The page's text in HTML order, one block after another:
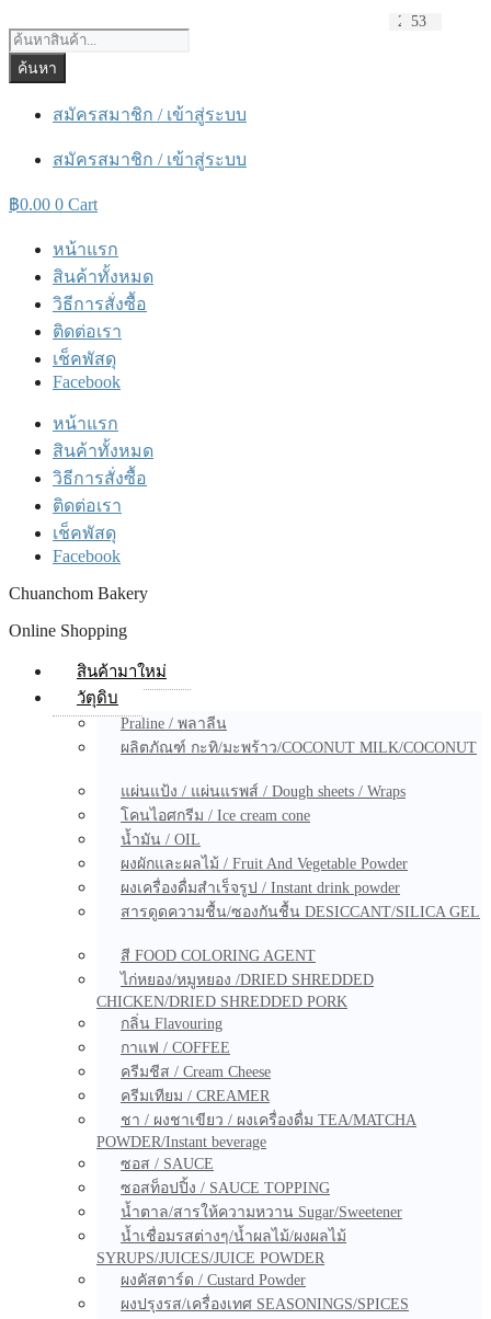
to
content
Products
search
ค้นหา
สมัครสมาชิก / เข้าสู่ระบบ
สมัครสมาชิก / เข้าสู่ระบบ
฿0.00 0 Cart
หน้าแรก
สินค้าทั้งหมด
วิธีการสั่งซื้อ
ติดต่อเรา
เช็คพัสดุ
Facebook
หน้าแรก
สินค้าทั้งหมด
วิธีการสั่งซื้อ
ติดต่อเรา
เช็คพัสดุ
Facebook
Chuanchom Bakery
Online Shopping
สินค้ามาใหม่
534
วัตุดิบ
2,707
Praline / พลาลีน
2
ผลิตภัณฑ์ กะทิ/มะพร้าว/COCONUT MILK/COCONUT
22
แผ่นแป้ง / แผ่นแรพส์ / Dough sheets / Wraps
7
โคนไอศกรีม / Ice cream cone
4
น้ำมัน / OIL
12
ผงผักและผลไม้ / Fruit And Vegetable Powder
49
ผงเครื่องดื่มสำเร็จรูป / Instant drink powder
18
สารดูดความชื้น/ซองกันชื้น DESICCANT/SILICA GEL
1
สี FOOD COLORING AGENT
101
ไก่หยอง/หมูหยอง /DRIED SHREDDED
CHICKEN/DRIED SHREDDED PORK
6
กลิ่น Flavouring
184
กาแฟ / COFFEE
18
ครีมชีส / Cream Cheese
30
ครีมเทียม / CREAMER
3
ชา / ผงชาเขียว / ผงเครื่องดื่ม TEA/MATCHA
POWDER/Instant beverage
150
ซอส / SAUCE
77
ซอสท็อปปิ้ง / SAUCE TOPPING
57
น้ำตาล/สารให้ความหวาน Sugar/Sweetener
81
น้ำเชื่อมรสต่างๆ/น้ำผลไม้/ผงผลไม้
SYRUPS/JUICES/JUICE POWDER
427
ผงคัสตาร์ด / Custard Powder
13
ผงปรุงรส/เครื่องเทศ SEASONINGS/SPICES
102
41
17
57
73
93
118
36
59
20
19
9
1
48
185
42
34
129
50
42
193
12
4
28
13
1
13
199
4
102
2
76
0
1
15
2,592
3
76
21
14
2
4
6
10
16
45
89
4
55
4
29
154
2
4
27
43
96
27
300
132
129
55
10
90
43
115
50
74
40
2
2
1
85
16
13
11
13
126
18
67
6
176
16
190
16
32
10
93
115
4
8
18
8
17
32
2
29
316
15
3
2
3
25
12
8
25
5
2
1
11
1
2
19
30
3
33
1
2
4
4
11
8
5
1
1
11
24
1
8
3
2
5
3
103
42
60
27
64
1
2
2
18
9
34
16
53